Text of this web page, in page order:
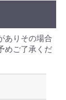
ありその場合
めご了承くだ